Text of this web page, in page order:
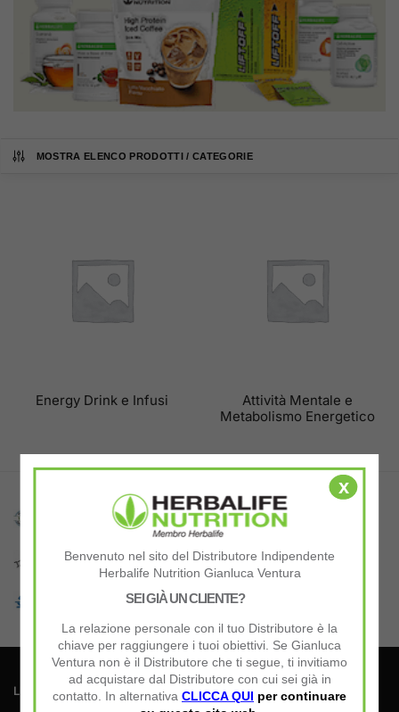
x
Benvenuto nel sito del Distributore Indipendente
Herbalife Nutrition Gianluca Ventura
SEI GIÀ UN CLIENTE?
La relazione personale con il tuo Distributore è la
chiave per raggiungere i tuoi obiettivi. Se Gianluca
Ventura non è il Distributore che ti segue, ti invitiamo
ad acquistare dal Distributore con cui sei già in
contatto. In alternativa CLICCA QUI per continuare
MOSTRA ELENCO PRODOTTI / CATEGORIE
Energy Drink e Infusi
Attività Mentale e
Metabolismo Energetico
Garanzia di Integrità
Spediti direttamente da Herbalife
Pagamenti Sicuri
Rigidi protocolli di sicurezza
No Costi Extra
Prezzi sempre Spedizione inclusa.
Spedizione 24/48h
Assicurata con corriere espresso
Prodotti di Qualità Supporto Eccezionale
LINKS: